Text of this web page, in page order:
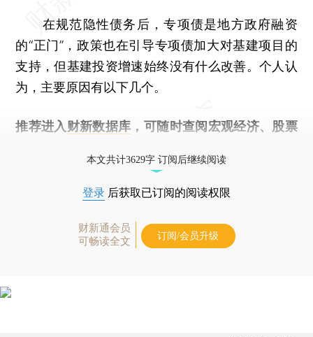
在规范隐性债务后，专项债是地方政府融资
的“正门”，政策也在引导专项债加大对基建项目的
支持，但基建投资增速始终没有什么改善。个人认
为，主要原因有以下几个。
推荐进入 财新数据库 ，可随时查阅宏观经济、股票
本文共计3629字 订阅后继续阅读
登录 后获取已订阅的阅读权限
财新通会员
可畅读全文
订阅/会员升级